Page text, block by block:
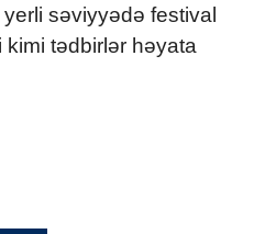
səviyyədə festival
tədbirlər həyata